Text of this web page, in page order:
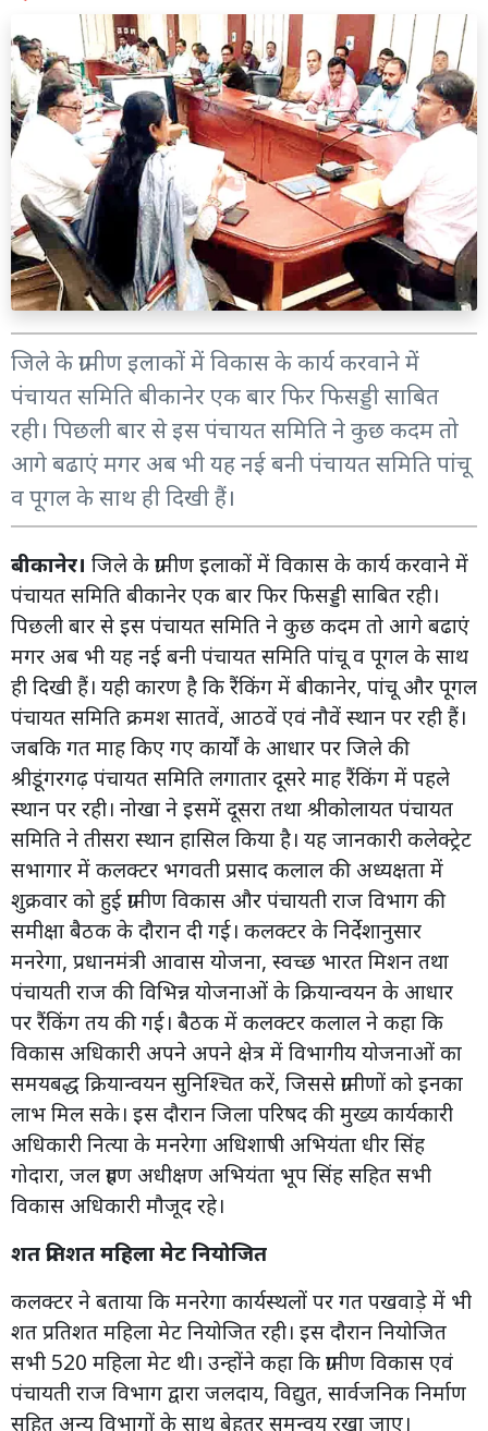
जिले के ग्रामीण इलाकों में विकास के कार्य करवाने में
पंचायत समिति बीकानेर एक बार फिर फिसड्डी साबित
रही। पिछली बार से इस पंचायत समिति ने कुछ कदम तो
आगे बढाएं मगर अब भी यह नई बनी पंचायत समिति पांचू
व पूगल के साथ ही दिखी हैं।
बीकानेर। जिले के ग्रामीण इलाकों में विकास के कार्य करवाने में
पंचायत समिति बीकानेर एक बार फिर फिसड्डी साबित रही।
पिछली बार से इस पंचायत समिति ने कुछ कदम तो आगे बढाएं
मगर अब भी यह नई बनी पंचायत समिति पांचू व पूगल के साथ
ही दिखी हैं। यही कारण है कि रैंकिंग में बीकानेर, पांचू और पूगल
पंचायत समिति क्रमश सातवें, आठवें एवं नौवें स्थान पर रही हैं।
जबकि गत माह किए गए कार्यों के आधार पर जिले की
श्रीडूंगरगढ़ पंचायत समिति लगातार दूसरे माह रैंकिंग में पहले
स्थान पर रही। नोखा ने इसमें दूसरा तथा श्रीकोलायत पंचायत
समिति ने तीसरा स्थान हासिल किया है। यह जानकारी कलेक्ट्रेट
सभागार में कलक्टर भगवती प्रसाद कलाल की अध्यक्षता में
शुक्रवार को हुई ग्रामीण विकास और पंचायती राज विभाग की
समीक्षा बैठक के दौरान दी गई। कलक्टर के निर्देशानुसार
मनरेगा, प्रधानमंत्री आवास योजना, स्वच्छ भारत मिशन तथा
पंचायती राज की विभिन्न योजनाओं के क्रियान्वयन के आधार
पर रैंकिंग तय की गई। बैठक में कलक्टर कलाल ने कहा कि
विकास अधिकारी अपने अपने क्षेत्र में विभागीय योजनाओं का
समयबद्ध क्रियान्वयन सुनिश्चित करें, जिससे ग्रामीणों को इनका
लाभ मिल सके। इस दौरान जिला परिषद की मुख्य कार्यकारी
अधिकारी नित्या के मनरेगा अधिशाषी अभियंता धीर सिंह
गोदारा, जल ग्रहण अधीक्षण अभियंता भूप सिंह सहित सभी
विकास अधिकारी मौजूद रहे।
शत प्रतिशत महिला मेट नियोजित
कलक्टर ने बताया कि मनरेगा कार्यस्थलों पर गत पखवाड़े में भी
शत प्रतिशत महिला मेट नियोजित रही। इस दौरान नियोजित
सभी 520 महिला मेट थी। उन्होंने कहा कि ग्रामीण विकास एवं
पंचायती राज विभाग द्वारा जलदाय, विद्युत, सार्वजनिक निर्माण
सहित अन्य विभागों के साथ बेहतर समन्वय रखा जाए।